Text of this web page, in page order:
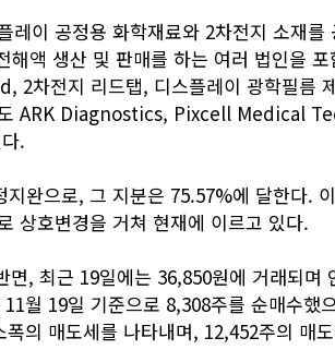
레이 공정용 화학재료와 2차전지 소재
해액 생산 및 판매를 하는 여러 법인을
2차전지 리드탭, 디스플레이 광학필름
도 ARK Diagnostics, Pixcell Medical
.
완으로, 그 지분은 75.57%에 달한다.
상호변경을 거쳐 현재에 이르고 있다.
, 최근 19일에는 36,850원에 거래되며
월 19일 기준으로 8,308주를 순매수했
의 매도세를 나타내며, 12,452주의 매